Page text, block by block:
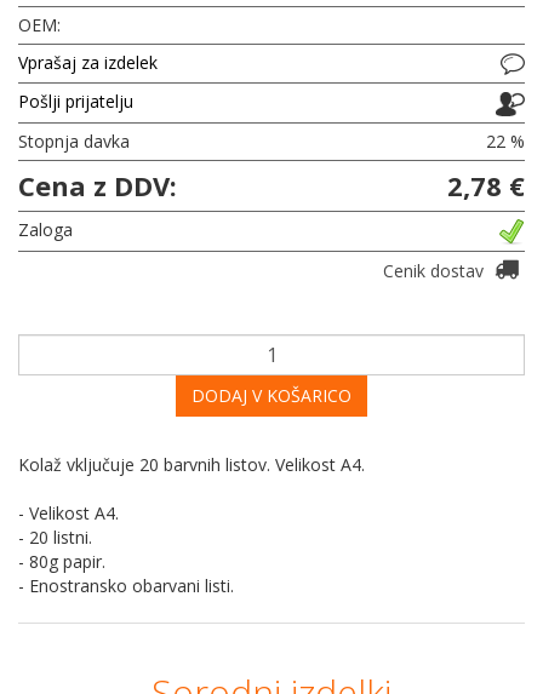
OEM:
Vprašaj za izdelek
Pošlji prijatelju
Stopnja davka
22 %
Cena z DDV: 2,78 €
Zaloga
Cenik dostav
DODAJ V KOŠARICO
Kolaž vključuje 20 barvnih listov. Velikost A4.
- Velikost A4.
- 20 listni.
- 80g papir.
- Enostransko obarvani listi.